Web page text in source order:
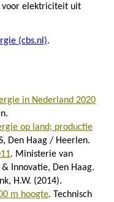
voor elektriciteit uit
(cbs.nl).
in Nederland 2020
op land; productie
Den Haag / Heerlen.
. Ministerie van
& Innovatie, Den Haag.
H.W. (2014).
m hoogte. Technisch